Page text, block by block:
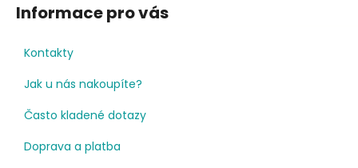
Informace pro vás
Kontakty
Jak u nás nakoupíte?
Často kladené dotazy
Doprava a platba